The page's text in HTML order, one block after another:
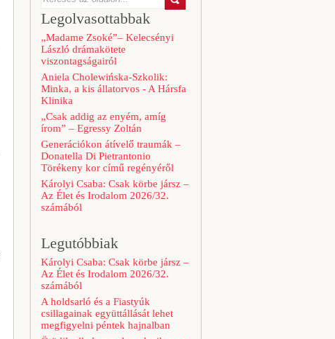
Legolvasottabbak
„Madame Zsoké”– Kelecsényi
László drámakötete
viszontagságairól
Aniela Cholewińska-Szkolik:
Minka, a kis állatorvos - A Hársfa
Klinika
„Csak addig az enyém, amíg
írom” – Egressy Zoltán
Generációkon átívelő traumák –
Donatella Di Pietrantonio
Törékeny kor című regényéről
Károlyi Csaba: Csak körbe jársz –
Az Élet és Irodalom 2026/32.
számából
Legutóbbiak
Károlyi Csaba: Csak körbe jársz –
Az Élet és Irodalom 2026/32.
számából
A holdsarló és a Fiastyúk
csillagainak együttállását lehet
megfigyelni péntek hajnalban